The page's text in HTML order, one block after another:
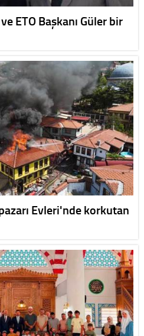
ETO Başkanı Güler bir
Evleri'nde korkutan